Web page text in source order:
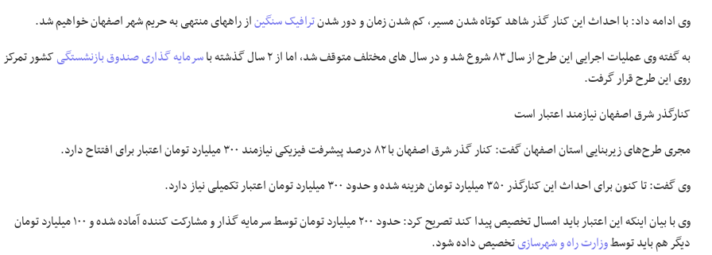
وی ادامه داد: با احداث این کنار گذر شاهد کوتاه شدن مسیر، کم شدن زمان و دور شدنترافیک سنگیناز راههای منتهی به حریم شهر اصفهان خواهیم شد.
به گفته وی عملیات اجرایی این طرح از سال ۸۳ شروع شد و در سال های مختلف متوقف شد، اما از ۲ سال گذشته با
سرمایه گذاریصندوق بازنشستگیکشور تمرکز
روی این طرح قرار گرفت.
کنارگذر شرق اصفهان نیازمند اعتبار است
مجری طرح‌های زیربنایی استان اصفهان گفت: کنار گذر شرق اصفهان با ۸۲ درصد پیشرفت فیزیکی نیازمند ۳۰۰ میلیارد تومان اعتبار برای افتتاح دارد.
وی گفت: تا کنون برای احداث این کنارگذر ۳۵۰ میلیارد تومان هزینه شده و حدود ۳۰۰ میلیارد تومان اعتبار تکمیلی نیاز دارد.
وی با بیان اینکه این اعتبار باید امسال تخصیص پیدا کند تصریح کرد: حدود ۲۰۰ میلیارد تومان توسط سرمایه گذار و مشارکت کننده آماده شده و ۱۰۰ میلیارد تومان
دیگر هم باید توسطوزارت راه و شهرسازیتخصیص داده شود.